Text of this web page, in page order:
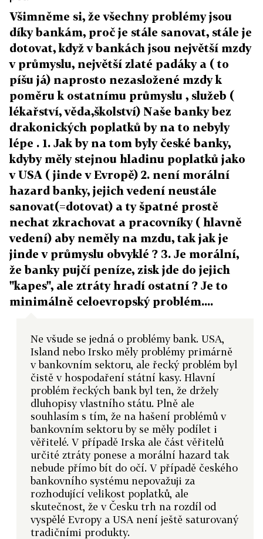
Všimněme si, že všechny problémy jsou
díky bankám, proč je stále sanovat, stále je
dotovat, když v bankách jsou největší mzdy
v průmyslu, největší zlaté padáky a ( to
píšu já) naprosto nezasložené mzdy k
poměru k ostatnímu průmyslu , služeb (
lékařství, věda,školství) Naše banky bez
drakonických poplatků by na to nebyly
lépe . 1. Jak by na tom byly české banky,
kdyby měly stejnou hladinu poplatků jako
v USA ( jinde v Evropě) 2. není morální
hazard banky, jejich vedení neustále
sanovat(=dotovat) a ty špatné prostě
nechat zkrachovat a pracovníky ( hlavně
vedení) aby neměly na mzdu, tak jak je
jinde v průmyslu obvyklé ? 3. Je morální,
že banky pujčí peníze, zisk jde do jejich
"kapes", ale ztráty hradí ostatní ? Je to
minimálně celoevropský problém....
Ne všude se jedná o problémy bank. USA,
Island nebo Irsko měly problémy primárně
v bankovním sektoru, ale řecký problém byl
čistě v hospodaření státní kasy. Hlavní
problém řeckých bank byl ten, že držely
dluhopisy vlastního státu. Plně ale
souhlasím s tím, že na hašení problémů v
bankovním sektoru by se měly podílet i
věřitelé. V případě Irska ale část věřitelů
určité ztráty ponese a morální hazard tak
nebude přímo bít do očí. V případě českého
bankovního systému nepovažuji za
rozhodující velikost poplatků, ale
skutečnost, že v Česku trh na rozdíl od
vyspělé Evropy a USA není ještě saturovaný
tradičními produkty.